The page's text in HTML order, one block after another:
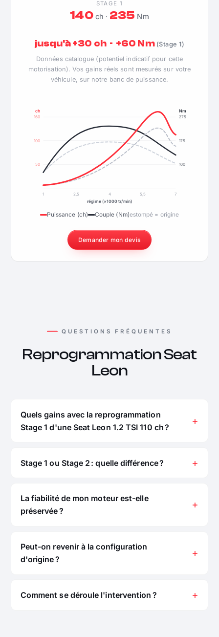
STAGE 1
140ch · 235 Nm
jusqu'à +30 ch · +60 Nm (Stage 1)
Données catalogue (potentiel indicatif pour cette
motorisation). Vos gains réels sont mesurés sur votre
véhicule, sur notre banc de puissance.
50
100
160
100
175
275
ch Nm
1 2,5 4 5,5
7
régime (×1000 tr/min)
Puissance (ch) Couple (Nm)estompé = origine
Demander mon devis
QUESTIONS FRÉQUENTES
Reprogrammation Seat
Leon
Quels gains avec la reprogrammation
Stage 1 d'une Seat Leon 1.2 TSI 110 ch ?
Stage 1 ou Stage 2 : quelle différence ?
La fiabilité de mon moteur est-elle
préservée ?
Peut-on revenir à la configuration
d'origine ?
Comment se déroule l'intervention ?